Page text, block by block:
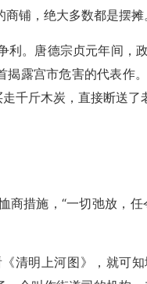
铺，绝大多数都是摆摊
。唐德宗贞元年间，
揭露宫市危害的代表作
千斤木炭，直接断送了
措施，“一切弛放，
清明上河图》，就可